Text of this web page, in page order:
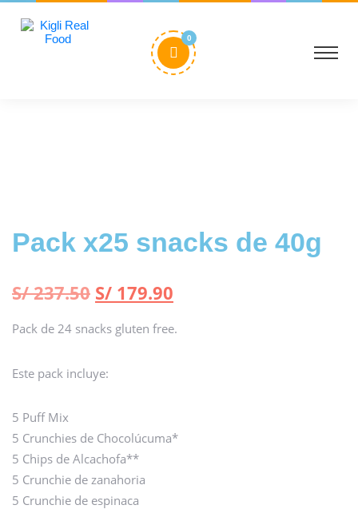
0
Pack x25 snacks de 40g
S/237.50 S/ 179.90
Pack de 24 snacks gluten free.
Este pack incluye:
5 Puff Mix
5 Crunchies de Chocolúcuma*
5 Chips de Alcachofa**
5 Crunchie de zanahoria
5 Crunchie de espinaca